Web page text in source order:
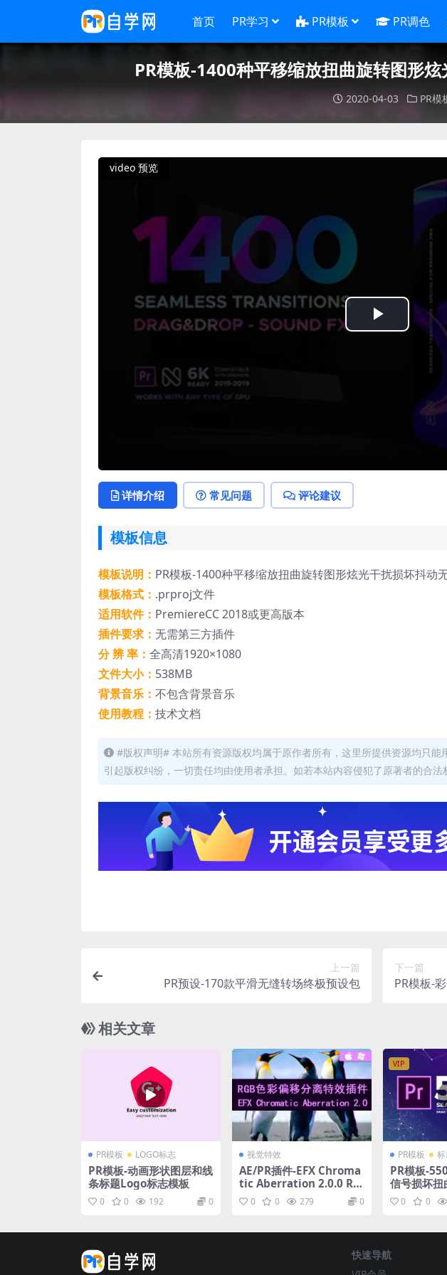
首页 PR学习 PR模板 PR调色
PR模板-1400种平移缩放扭曲旋转图形
2020-04-03 PR模
video 预览
Play
Video
详情介绍 常见问题 评论建议
模板信息
模板说明： PR模板-1400种平移缩放扭曲旋转图形炫光干扰损坏抖
模板格式： .prproj文件
适用软件： PremiereCC 2018或更高版本
插件要求： 无需第三方插件
分 辨 率： 全高清1920×1080
文件大小： 538MB
背景音乐： 不包含背景音乐
使用教程： 技术文档
#版权声明# 本站所有资源版权均属于原作者所有，这里所提供资源均只
引起版权纠纷，一切责任均由使用者承担。如若本站内容侵犯了原著者的合法
上一篇
PR预设-170款平滑无缝转场终极预设包
下一篇
PR模板-
相关文章
PR模板 LOGO标志
PR模板-动画形状图层和线
条标题Logo标志模板
0 0 192 0
视觉特效
AE/PR插件-EFX Chroma
tic Aberration 2.0.0 RG
B色彩偏移分离特效插件
Win/Mac
0 0 279 0
VIP
PR模板
PR模板-
信号损坏扭
字标题
场
0 0
快速导航